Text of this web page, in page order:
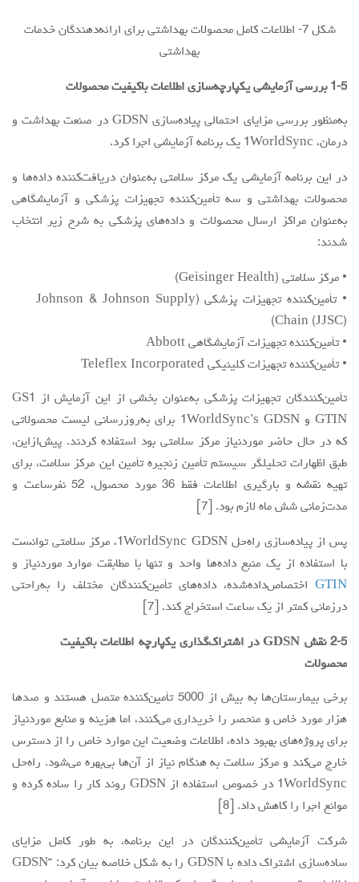
شکل 7- اطلاعات کامل محصولات بهداشتی برای ارائه‌دهندگان خدمات
بهداشتی
1-5 بررسی آزمایشی یکپارچه‌سازی اطلاعات باکیفیت محصولات
به‌منظور بررسی مزایای احتمالی پیاده‌سازی GDSN در صنعت بهداشت و
درمان، 1WorldSync یک برنامه آزمایشی اجرا کرد.
در این برنامه آزمایشی یک مرکز سلامتی به‌عنوان دریافت‌کننده داده‌ها و
محصولات بهداشتی و سه تأمین‌کننده تجهیزات پزشکی و آزمایشگاهی
به‌عنوان مراکز ارسال محصولات و داده‌های پزشکی به شرح زیر انتخاب
شدند:
• مرکز سلامتی (Geisinger Health)
‌• تأمین‌کننده تجهیزات پزشکی (Johnson & Johnson Supply
Chain (JJSC))
‌• تأمین‌کننده تجهیزات آزمایشگاهی Abbott
‌• تأمین‌کننده تجهیزات کلینیکی Teleflex Incorporated
تأمین‌کنندگان تجهیزات پزشکی به‌عنوان بخشی از این آزمایش از GS1
GTIN و 1WorldSync’s GDSN برای به‌روزرسانی لیست محصولاتی
که در حال حاضر موردنیاز مرکز سلامتی بود استفاده کردند. پیش‌ازاین،
طبق اظهارات تحلیلگر سیستم تأمین زنجیره تأمین این مرکز سلامت، برای
تهیه نقشه و بارگیری اطلاعات فقط 36 مورد محصول، 52 نفرساعت و
مدت‌زمانی شش ماه لازم بود. [7]
پس از پیاده‌سازی راه‌حل 1WorldSync GDSN، مرکز سلامتی توانست
با استفاده از یک منبع داده‌ها واحد و تنها با مطابقت موارد موردنیاز و
GTIN اختصاص‌داده‌شده، داده‌های تأمین‌کنندگان مختلف را به‌راحتی
درزمانی کمتر از یک ساعت استخراج کند. [7]
2-5 نقش GDSN در اشتراک‌گذاری یکپارچه اطلاعات باکیفیت
محصولات
برخی بیمارستان‌ها به بیش از 5000 تأمین‌کننده متصل هستند و صدها
هزار مورد خاص و منحصر را خریداری می‌کنند، اما هزینه و منابع موردنیاز
برای پروژه‌های بهبود داده، اطلاعات وضعیت این موارد خاص را از دسترس
خارج می‌کند و مرکز سلامت به هنگام نیاز از آن‌ها بی‌بهره می‌شود. راه‌حل
1WorldSync در خصوص استفاده از GDSN روند کار را ساده کرده و
موانع اجرا را کاهش داد. [8]
شرکت آزمایشی تأمین‌کنندگان در این برنامه، به طور کامل مزایای
ساده‌سازی اشتراک داده با GDSN را به شکل خلاصه بیان کرد: “GDSN